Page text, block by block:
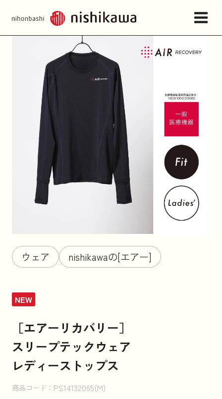
店舗情報・アクセス
ねむりの相談所
日本橋西川について
商品一覧
お知らせ
コラム
法人のお客様はこちら
ウェア nishikawaの[エアー]
NEW
［エアーリカバリー］
スリープテックウェア
レディーストップス
商品コード： PS14132065(M)